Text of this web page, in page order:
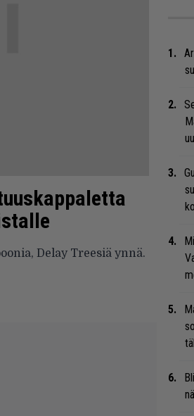
Delay Treesiä ynnä.